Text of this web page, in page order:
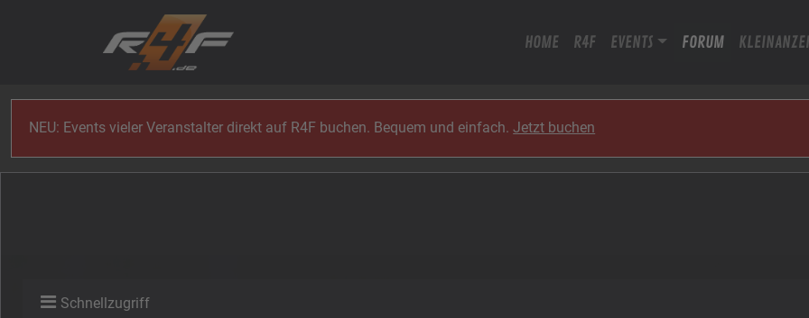
HOME R4F EVENTS FORUM
NEU: Events vieler Veranstalter direkt auf R4F buchen. Bequem und einfach.Jetzt buchen
Schnellzugriff